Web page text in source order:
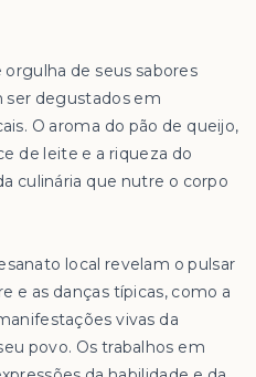
de seus sabores
ser degustados em
O aroma do pão de queijo,
de leite e a riqueza do
culinária que nutre o corpo
local revelam o pulsar
e as danças típicas, como a
vivas da
povo. Os trabalhos em